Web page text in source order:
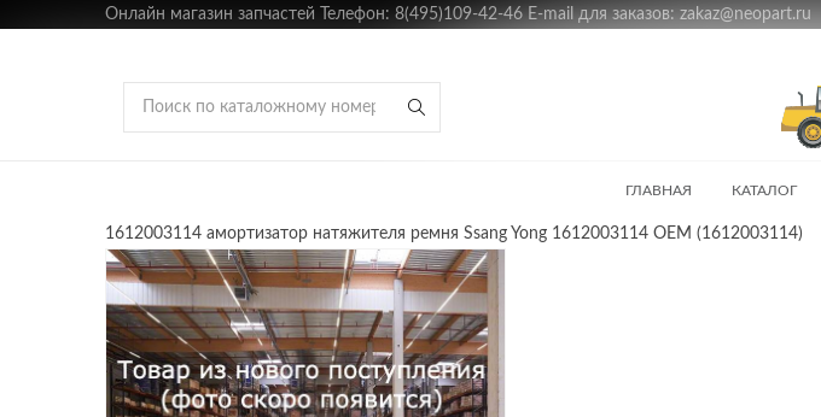
Онлайн магазин запчастей Телефон: 8(495)109-42-46 E-mail для заказов: zakaz@neopart.ru
ГЛАВНАЯ КАТАЛОГ
1612003114 амортизатор натяжителя ремня Ssang Yong 1612003114 OEM (1612003114)